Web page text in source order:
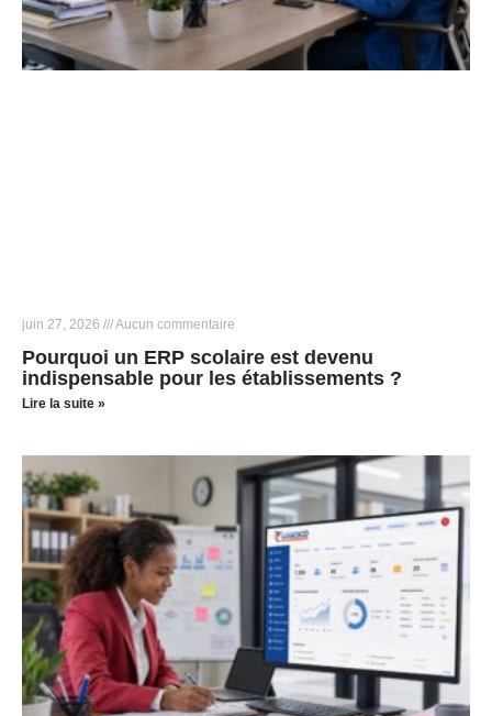
juin 27, 2026 Aucun commentaire
Pourquoi un ERP scolaire est devenu
indispensable pour les établissements ?
Lire la suite »